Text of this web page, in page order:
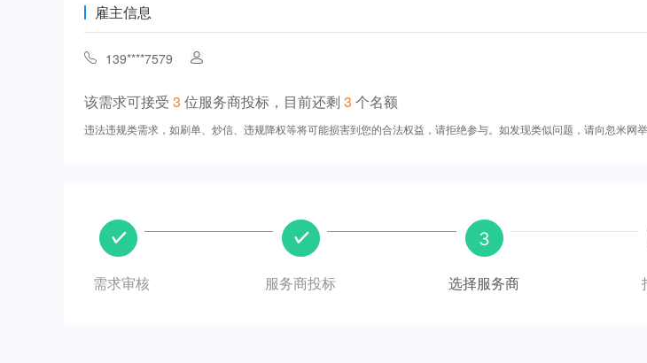
雇主信息
139****7579
该需求可接受 3 位服务商投标，目前还剩 3 个名额
违法违规类需求，如刷单、炒信、违规降权等将可能损害到您的合法权益，请拒绝参与。如发现类似问题，请向忽米网
需求审核 服务商投标
3
选择服务商